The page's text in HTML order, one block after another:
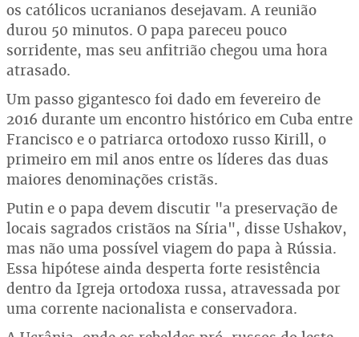
os católicos ucranianos desejavam. A reunião
durou 50 minutos. O papa pareceu pouco
sorridente, mas seu anfitrião chegou uma hora
atrasado.
Um passo gigantesco foi dado em fevereiro de
2016 durante um encontro histórico em Cuba entre
Francisco e o patriarca ortodoxo russo Kirill, o
primeiro em mil anos entre os líderes das duas
maiores denominações cristãs.
Putin e o papa devem discutir "a preservação de
locais sagrados cristãos na Síria", disse Ushakov,
mas não uma possível viagem do papa à Rússia.
Essa hipótese ainda desperta forte resistência
dentro da Igreja ortodoxa russa, atravessada por
uma corrente nacionalista e conservadora.